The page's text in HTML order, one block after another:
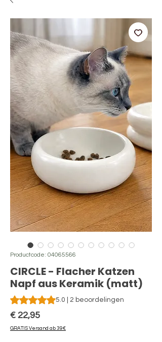
Productcode: 04065566
CIRCLE - Flacher Katzen
Napf aus Keramik (matt)
Waardering is 5.0 op vijf sterren op basis
5.0 | 2 beoordelingen
€ 22,95Prijs
GRATIS Versand ab 39€